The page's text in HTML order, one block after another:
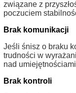
związane z
poczuciem
Brak komunikacji
Jeśli śnisz o braku
trudności w
nad
Brak kontroli